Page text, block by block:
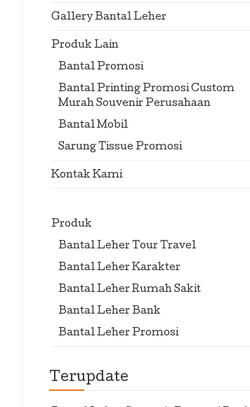
Gallery Bantal Leher
Produk Lain
Bantal Promosi
Bantal Printing Promosi Custom
Murah Souvenir Perusahaan
Bantal Mobil
Sarung Tissue Promosi
Kontak Kami
Produk
Bantal Leher Tour Travel
Bantal Leher Karakter
Bantal Leher Rumah Sakit
Bantal Leher Bank
Bantal Leher Promosi
Terupdate